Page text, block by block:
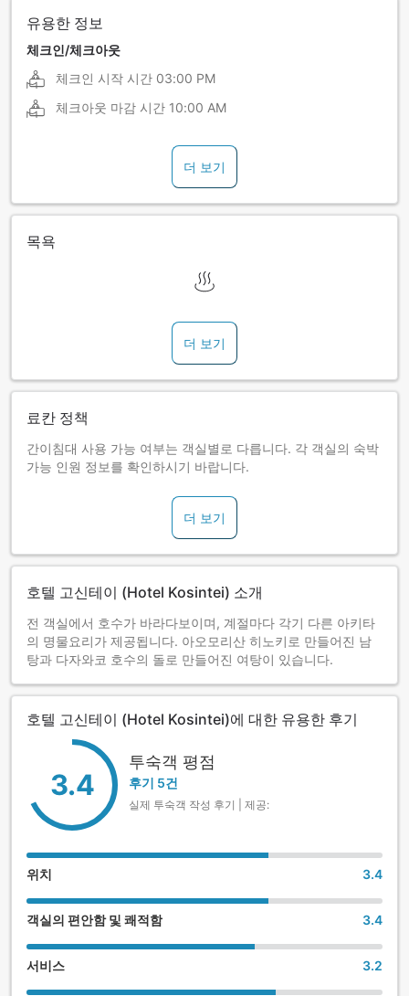
유용한 정보
체크인/체크아웃
체크인 시작 시간 03:00 PM
체크아웃 마감 시간 10:00 AM
더 보기
목욕
더 보기
료칸 정책
간이침대 사용 가능 여부는 객실별로 다릅니다. 각 객실의 숙박
가능 인원 정보를 확인하시기 바랍니다.
더 보기
호텔 고신테이 (Hotel Kosintei) 소개
전 객실에서 호수가 바라다보이며, 계절마다 각기 다른 아키타
의 명물요리가 제공됩니다. 아오모리산 히노키로 만들어진 남
탕과 다자와코 호수의 돌로 만들어진 여탕이 있습니다.
호텔 고신테이 (Hotel Kosintei)에 대한 유용한 후기
3.4
투숙객 평점
후기 5건
실제 투숙객 작성 후기 | 제공:
위치 3.4
객실의 편안함 및 쾌적함 3.4
서비스 3.2